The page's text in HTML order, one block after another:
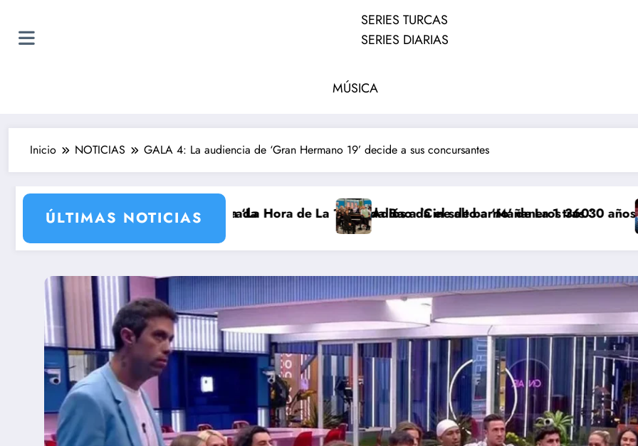
SERIES TURCAS
SERIES DIARIAS
MÚSICA
Inicio NOTICIAS GALA 4: La audiencia de ‘Gran Hermano 19’ decide a sus concursantes
ÚLTIMAS NOTICIAS
nueva temporada
vuelve a ‘La Hora de La 1’ y Aida Bao da el salto a ‘Mañaneros 360’
Adiós a ‘Cine de barrio’ de La 1 tras 30 años: RTVE cambia su
‘Más que